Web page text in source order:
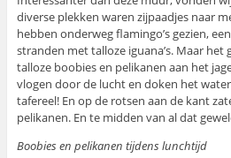
diverse plekken waren zijpaadjes naar
hebben onderweg flamingo’s gezien,
stranden met talloze iguana’s. Maar het
talloze boobies en pelikanen aan het
vlogen door de lucht en doken het
tafereel! En op de rotsen aan de kant
pelikanen. En te midden van al dat
Boobies en pelikanen tijdens lunchtijd